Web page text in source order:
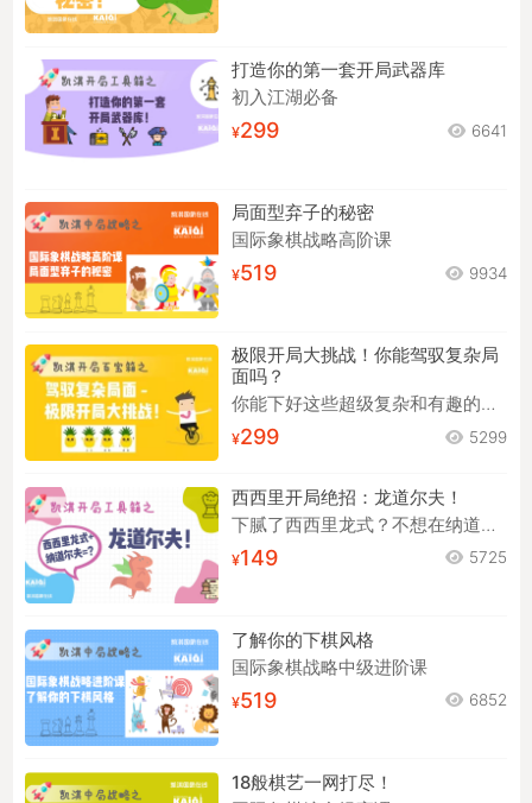
打造你的第一套开局武器库
初入江湖必备
299 6641
局面型弃子的秘密
国际象棋战略高阶课
519 9934
极限开局大挑战！你能驾驭复杂局
面吗？
你能下好这些超级复杂和有趣的开局吗？
299 5299
西西里开局绝招：龙道尔夫！
下腻了西西里龙式？不想在纳道尔夫中苦苦背谱？来试试龙道尔夫！
149 5725
了解你的下棋风格
国际象棋战略中级进阶课
519 6852
18般棋艺一网打尽！